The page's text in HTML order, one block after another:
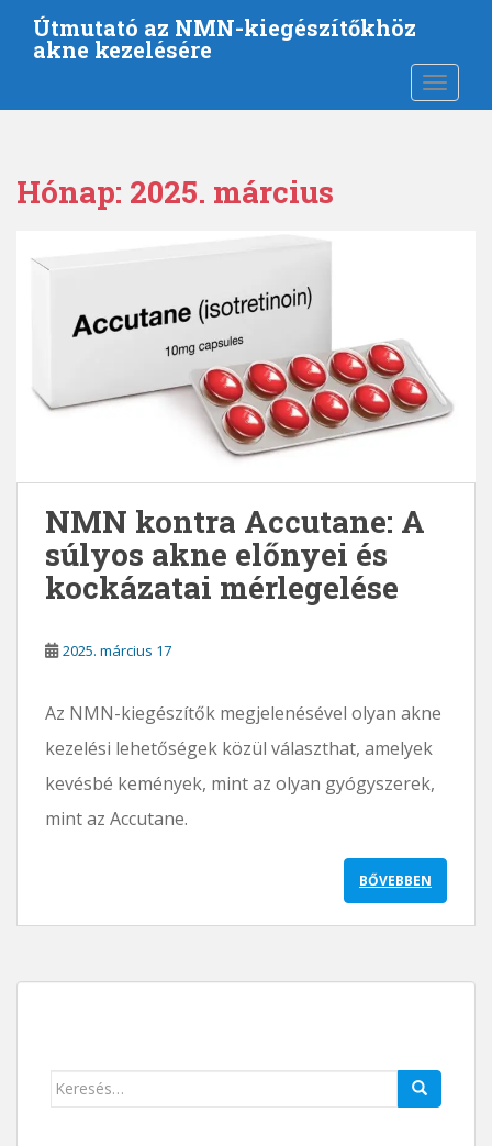
s
Útmutató az NMN-kiegészítőkhöz
akne kezelésére
Hónap: 2025. március
NMN kontra Accutane: A
súlyos akne előnyei és
kockázatai mérlegelése
2025. március 17
Az NMN-kiegészítők megjelenésével olyan akne
kezelési lehetőségek közül választhat, amelyek
kevésbé kemények, mint az olyan gyógyszerek,
mint az Accutane.
BŐVEBBEN
Keresés: